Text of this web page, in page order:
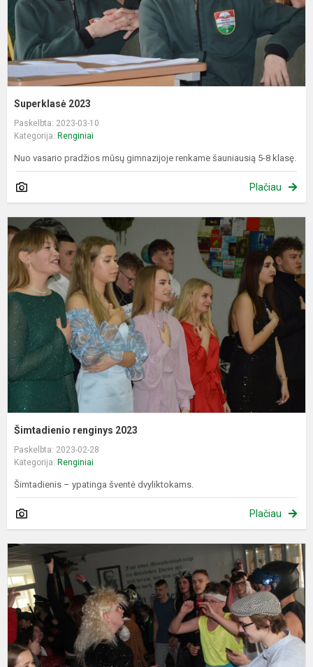
Superklasė 2023
Paskelbta: 2023-03-10
Kategorija: Renginiai
Nuo vasario pradžios mūsų gimnazijoje renkame šauniausią 5-8 klasę.
Plačiau
Šimtadienio renginys 2023
Paskelbta: 2023-02-28
Kategorija: Renginiai
Šimtadienis – ypatinga šventė dvyliktokams.
Plačiau